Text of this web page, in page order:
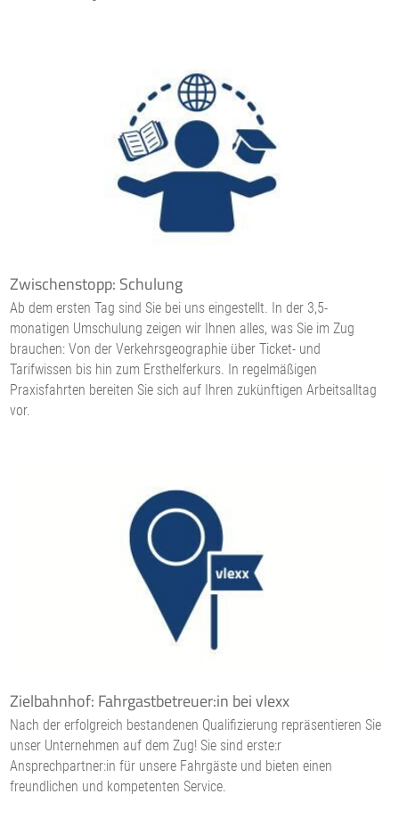
Zwischenstopp: Schulung
Ab dem ersten Tag sind Sie bei uns eingestellt. In der 3,5-
monatigen Umschulung zeigen wir Ihnen alles, was Sie im Zug
brauchen: Von der Verkehrsgeographie über Ticket- und
Tarifwissen bis hin zum Ersthelferkurs. In regelmäßigen
Praxisfahrten bereiten Sie sich auf Ihren zukünftigen Arbeitsalltag
vor.
Zielbahnhof: Fahrgastbetreuer:in bei vlexx
Nach der erfolgreich bestandenen Qualifizierung repräsentieren Sie
unser Unternehmen auf dem Zug! Sie sind erste:r
Ansprechpartner:in für unsere Fahrgäste und bieten einen
freundlichen und kompetenten Service.